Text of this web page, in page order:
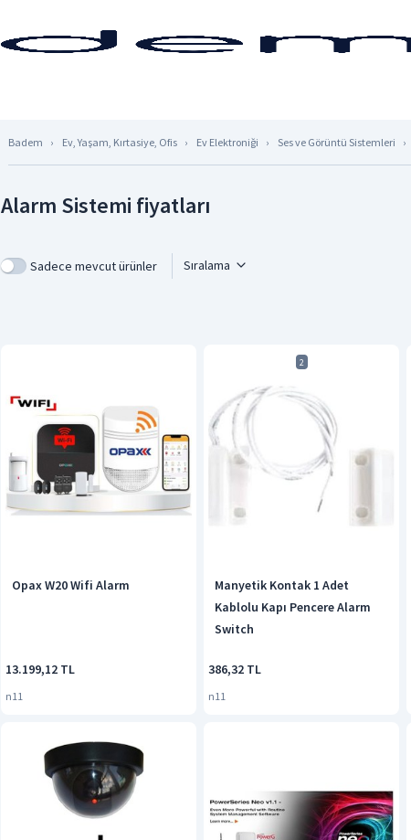
Badem Ev, Yaşam, Kırtasiye, Ofis Ev Elektroniği Ses ve Görüntü Sistemleri
Alarm Sistemi fiyatları
Sadece mevcut ürünler Sıralama
Opax W20 Wifi Alarm
13.199,12 TL
n11
2
Manyetik Kontak 1 Adet
Kablolu Kapı Pencere Alarm
Switch
386,32 TL
n11